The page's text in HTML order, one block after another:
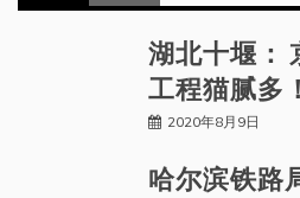
湖北十堰：
工程猫腻多！
2020年8月9日
哈尔滨铁路